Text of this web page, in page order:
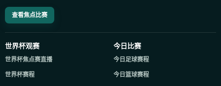
查看焦点比赛
世界杯观赛
世界杯焦点赛直播
世界杯赛程
今日比赛
今日足球赛程
今日篮球赛程